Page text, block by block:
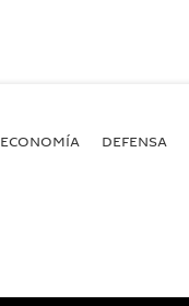
ECONOMÍA DEFENSA